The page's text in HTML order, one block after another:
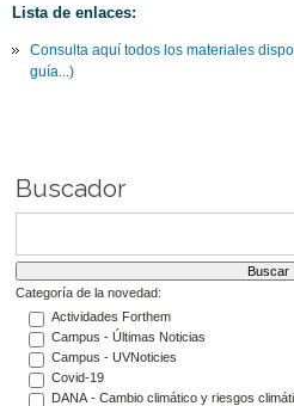
Lista de enlaces:
Consulta aquí todos los materiales
guía...)
Buscador
Categoría de la novedad:
Actividades Forthem
Campus - Últimas Noticias
Campus - UVNoticies
Covid-19
DANA - Cambio climático y riesgos